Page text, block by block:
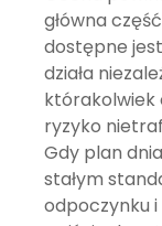
główna
dostępne
działa
którakolwiek
ryzyko
Gdy plan
stałym
odpoczynku